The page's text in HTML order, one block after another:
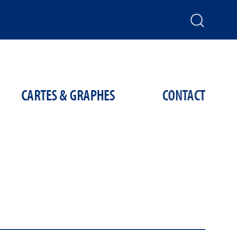
CARTES & GRAPHES CONTACT